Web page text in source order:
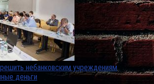
небанковским учреждениям
деньги